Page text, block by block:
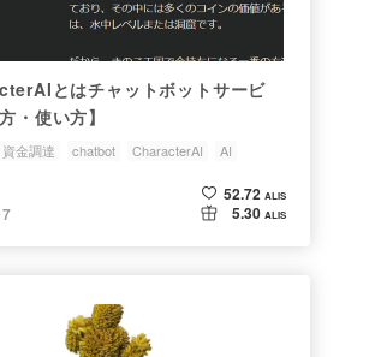
とはチャットボットサービ
・使い方】
資金調達 chatbot CharacterAI AI
52.72 ALIS
5.30 ALIS